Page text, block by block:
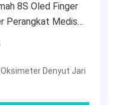
8S Oled Finger
Perangkat Medis
Denyut Jari